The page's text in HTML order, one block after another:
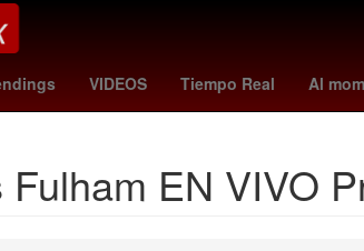
VIDEOS Tiempo Real Al
España Brasil Empresa como vs genoa
EN VIVO